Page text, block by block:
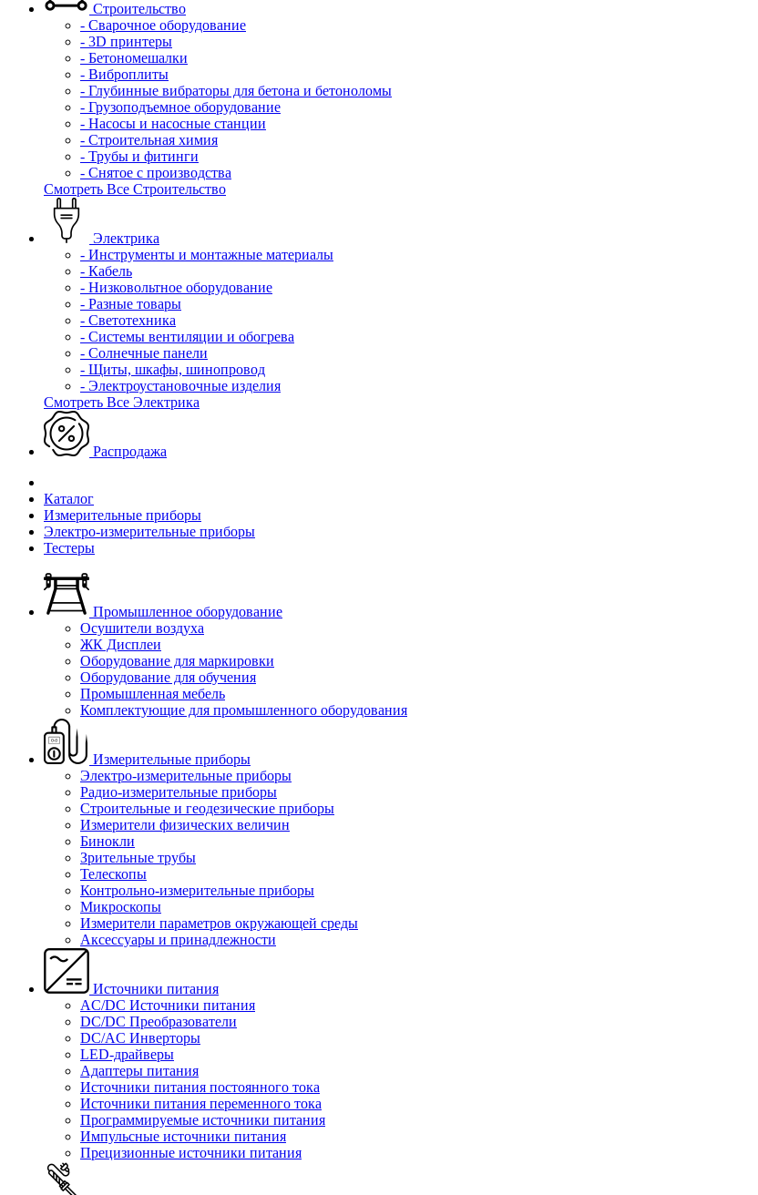
Строительство
- Сварочное оборудование
- 3D принтеры
- Бетономешалки
- Виброплиты
- Глубинные вибраторы для бетона и бетоноломы
- Грузоподъемное оборудование
- Насосы и насосные станции
- Строительная химия
- Трубы и фитинги
- Снятое с производства
Смотреть Все Строительство
Электрика
- Инструменты и монтажные материалы
- Кабель
- Низковольтное оборудование
- Разные товары
- Светотехника
- Системы вентиляции и обогрева
- Солнечные панели
- Щиты, шкафы, шинопровод
- Электроустановочные изделия
Смотреть Все Электрика
Распродажа
Каталог
Измерительные приборы
Электро-измерительные приборы
Тестеры
Промышленное оборудование
Осушители воздуха
ЖК Дисплеи
Оборудование для маркировки
Оборудование для обучения
Промышленная мебель
Комплектующие для промышленного оборудования
Измерительные приборы
Электро-измерительные приборы
Радио-измерительные приборы
Строительные и геодезические приборы
Измерители физических величин
Бинокли
Зрительные трубы
Телескопы
Контрольно-измерительные приборы
Микроскопы
Измерители параметров окружающей среды
Аксессуары и принадлежности
Источники питания
AC/DC Источники питания
DC/DC Преобразователи
DC/AC Инверторы
LED-драйверы
Адаптеры питания
Источники питания постоянного тока
Источники питания переменного тока
Программируемые источники питания
Импульсные источники питания
Прецизионные источники питания